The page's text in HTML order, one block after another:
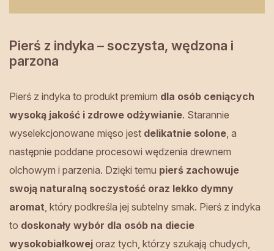
Pierś z indyka – soczysta, wędzona i
parzona
Pierś z indyka to produkt premium dla osób ceniących
wysoką jakość i zdrowe odżywianie. Starannie
wyselekcjonowane mięso jest delikatnie solone, a
następnie poddane procesowi wędzenia drewnem
olchowym i parzenia. Dzięki temu pierś zachowuje
swoją naturalną soczystość oraz lekko dymny
aromat, który podkreśla jej subtelny smak. Pierś z indyka
to doskonały wybór dla osób na diecie
wysokobiałkowej oraz tych, którzy szukają chudych,